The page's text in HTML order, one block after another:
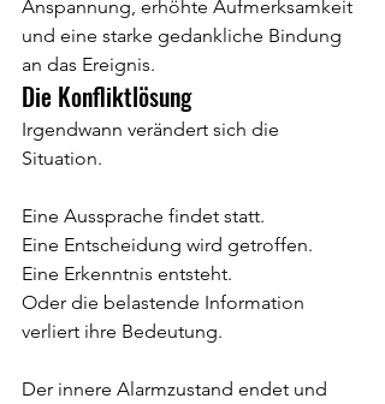
Anspannung, erhöhte Aufmerksamkeit
und eine starke gedankliche Bindung
an das Ereignis.
Die Konfliktlösung
Irgendwann verändert sich die
Situation.
Eine Aussprache findet statt.
Eine Entscheidung wird getroffen.
Eine Erkenntnis entsteht.
Oder die belastende Information
verliert ihre Bedeutung.
Der innere Alarmzustand endet und